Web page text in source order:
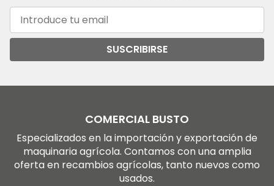
SUSCRIBIRSE
COMERCIAL BUSTO
Especializados en la importación y exportación de
maquinaria agrícola. Contamos con una amplia
oferta en recambios agrícolas, tanto nuevos como
usados.